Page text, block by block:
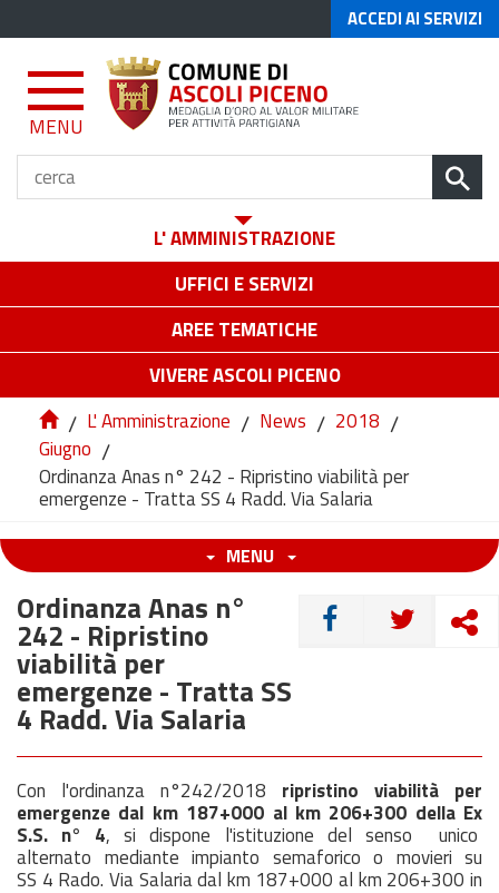
ACCEDI AI SERVIZI
MENU
L' AMMINISTRAZIONE
UFFICI E SERVIZI
AREE TEMATICHE
VIVERE ASCOLI PICENO
/ L' Amministrazione / News / 2018 /
Giugno /
Ordinanza Anas n° 242 - Ripristino viabilità per
emergenze - Tratta SS 4 Radd. Via Salaria
MENU
CONDIVIDI
Ordinanza Anas n°
242 - Ripristino
viabilità per
emergenze - Tratta SS
4 Radd. Via Salaria
Con l'ordinanza n°242/2018 ripristino viabilità per
emergenze dal km 187+000 al km 206+300 della Ex
S.S. n° 4, si dispone l'istituzione del senso unico
alternato mediante impianto semaforico o movieri su
SS 4 Rado. Via Salaria dal km 187+000 al km 206+300 in